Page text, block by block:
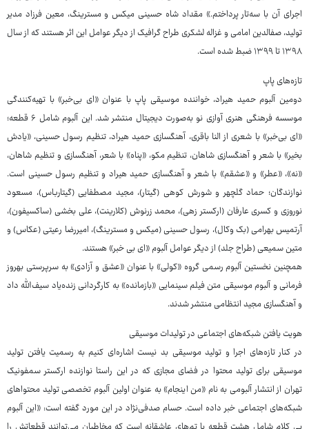
اجرای آن با سه‌تار پرداختم.» مقداد شاه حسینی میکس و مسترینگ، معین فرزاد مدیر
تولید، صفالدین امامی و غزاله لشکری طراح گرافیک از دیگر عوامل این اثر هستند که از سال
۱۳۹۸ تا ۱۳۹۹ ضبط شده است.
تازه‌های پاپ
دومین آلبوم حمید هیراد، خواننده موسیقی پاپ با عنوان «ای بی‌خبر» با تهیه‌کنندگی
موسسه فرهنگی هنری آوازی نو به‌صورت دیجیتال منتشر شد. این آلبوم شامل ۶ قطعه؛
«ای بی‌خبر» با شعری از النا باقری، آهنگسازی حمید هیراد، تنظیم رسول حسینی، «یادش
بخیر» با شعر و آهنگسازی شاهان، تنظیم مکو، «پناه» با شعر، آهنگسازی و تنظیم شاهان،
«نه»، «عطر» و «عشقم» با شعر و آهنگسازی حمید هیراد و تنظیم رسول حسینی است.
نوازندگان؛ حماد گلچهر و شورش کوهی (گیتار)، مجید مصطفایی (گیتارباس)، مسعود
نوروزی و کسری عارفان (ارکستر زهی)، محمد زرنوش (کلارینت)، علی بخشی (ساکسیفون)،
آرتمیس بهرامی (بک وکال)، رسول حسینی (میکس و مسترینگ)، امیررضا رعیتی (عکاس) و
متین سمیعی (طراح جلد) از دیگر عوامل آلبوم «ای بی خبر» هستند.
همچنین نخستین آلبوم رسمی گروه «کولی» با عنوان «عشق و آزادی» به سرپرستی بهروز
فرمانی و آلبوم موسیقی متن فیلم سینمایی «بازمانده» به کارگردانی زنده‌یاد سیف‌الله داد
و آهنگسازی مجید انتظامی منتشر شدند.
هویت یافتن شبکه‌های اجتماعی در تولیدات موسیقی
در کنار تازه‌های اجرا و تولید موسیقی بد نیست اشاره‌ای کنیم به رسمیت یافتن تولید
موسیقی برای تولید محتوا در فضای مجازی که در این راستا نوازنده ارکستر سمفونیک
تهران از انتشار آلبومی به نام «من اینجام» به عنوان اولین آلبوم تخصصی تولید محتواهای
شبکه‌های اجتماعی خبر داده است. حسام صدفی‌نژاد در این مورد گفته است: «این آلبوم